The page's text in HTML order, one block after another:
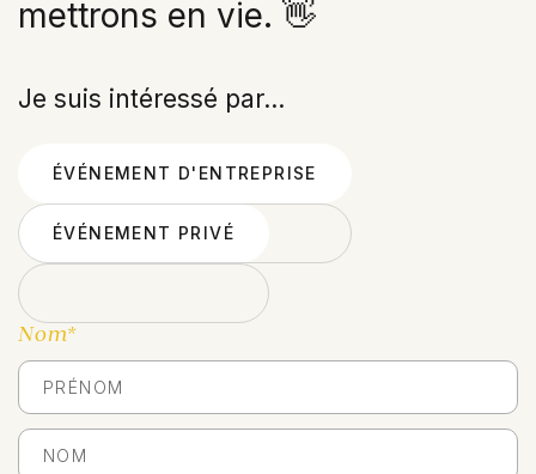
mettrons en vie. 👋
Je suis intéressé par...
ÉVÉNEMENT D'ENTREPRISE
ÉVÉNEMENT D'ENTREPRISE
ÉVÉNEMENT PRIVÉ
ÉVÉNEMENT PRIVÉ
Nom*